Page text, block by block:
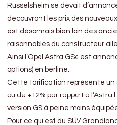
Rüsselsheim se devait
découvrant les prix des
est désormais bien loin des
raisonnables du constructeur
Ainsi l’Opel Astra GSe est
options) en berline.
Cette tarification représente un
ou de +12% par rapport à l’Astra
version GS à peine moins
Pour ce qui est du SUV